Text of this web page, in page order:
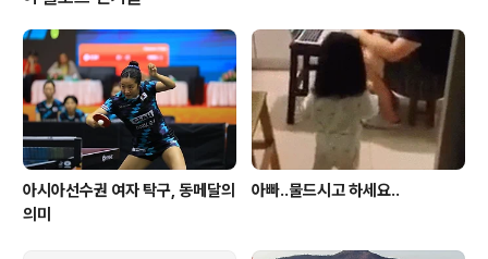
아시아선수권 여자 탁구, 동메달의
의미
아빠..물드시고 하세요..